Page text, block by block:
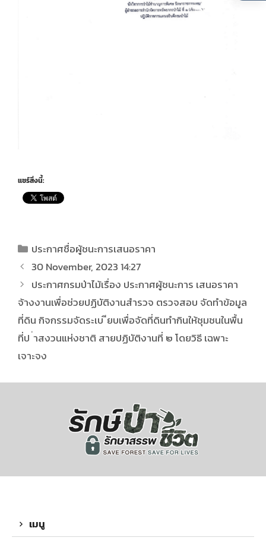
แชร์สิ่งนี้:
ประกาศชื่อผู้ชนะการเสนอราคา
30 November, 2023 14:27
ประกาศกรมป่าไม้เรื่อง ประกาศผู้ชนะการ เสนอราคา
จ้างงานเพื่อช่วยปฏิบัติงานสำรวจ ตรวจสอบ จัดทำข้อมูล
ที่ดิน กิจกรรมจัดระเบ ียบเพื่อจัดที่ดินทำกินให้ชุมชนในพื้น
ที่ป ่าสงวนแห่งชาติ สายปฏิบัติงานที่ ๒ โดยวิธี เฉพาะ
เจาะจง
เมนู